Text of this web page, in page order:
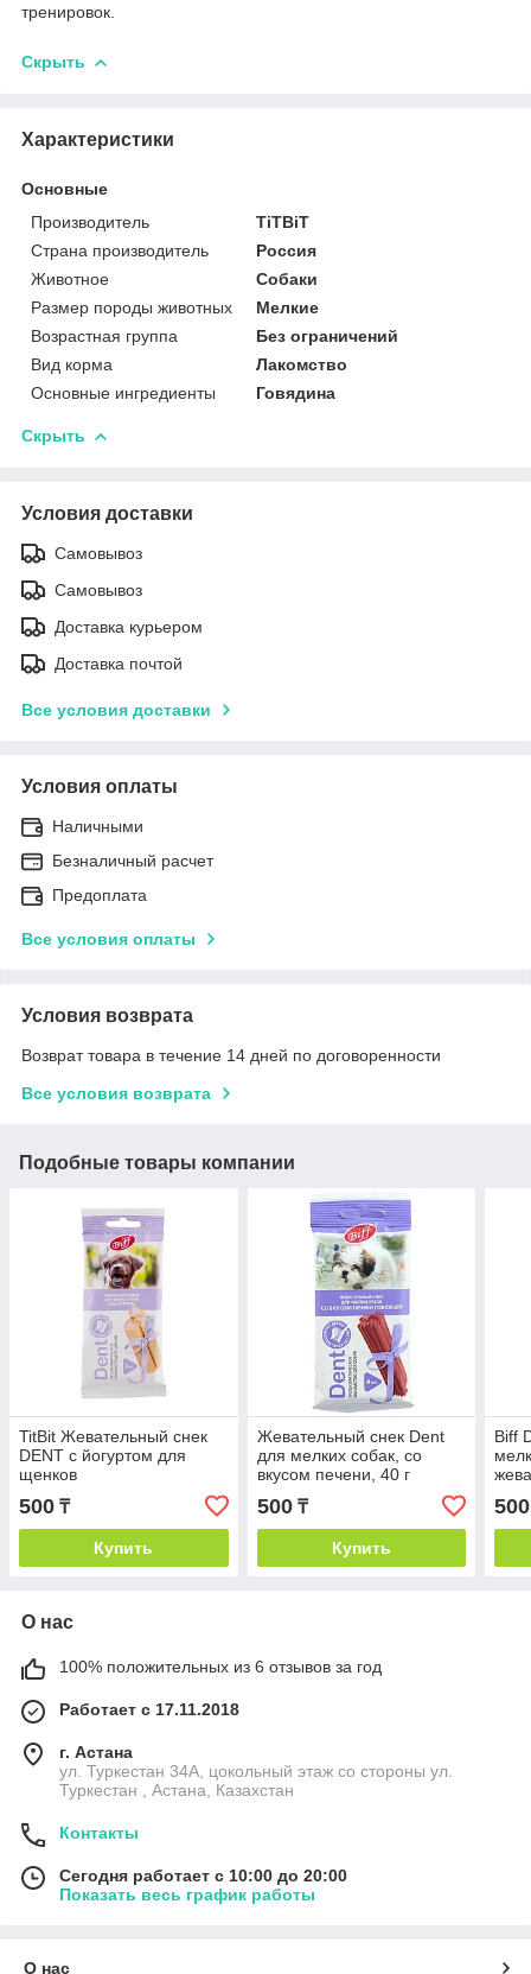
тренировок.
Скрыть
Характеристики
Основные
Производитель
TiTBiT
Страна производитель
Россия
Животное
Собаки
Размер породы животных
Мелкие
Возрастная группа
Без ограничений
Вид корма
Лакомство
Основные ингредиенты
Говядина
Скрыть
Условия доставки
Самовывоз
Самовывоз
Доставка курьером
Доставка почтой
Все условия доставки
Условия оплаты
Наличными
Безналичный расчет
Предоплата
Все условия оплаты
Условия возврата
Возврат товара в течение 14 дней по договоренности
Все условия возврата
Подобные товары компании
TitBit Жевательный снек
DENT с йогуртом для
щенков
500 ₸
Купить
Жевательный снек Dent
для мелких собак, со
вкусом печени, 40 г
500₸
Купить
Biff
500
О нас
100% положительных из 6 отзывов за год
Работает с 17.11.2018
г. Астана
ул. Туркестан 34А, цокольный этаж со стороны ул.
Туркестан , Астана, Казахстан
Контакты
Сегодня работает с 10:00 до 20:00
Показать весь график работы
О нас